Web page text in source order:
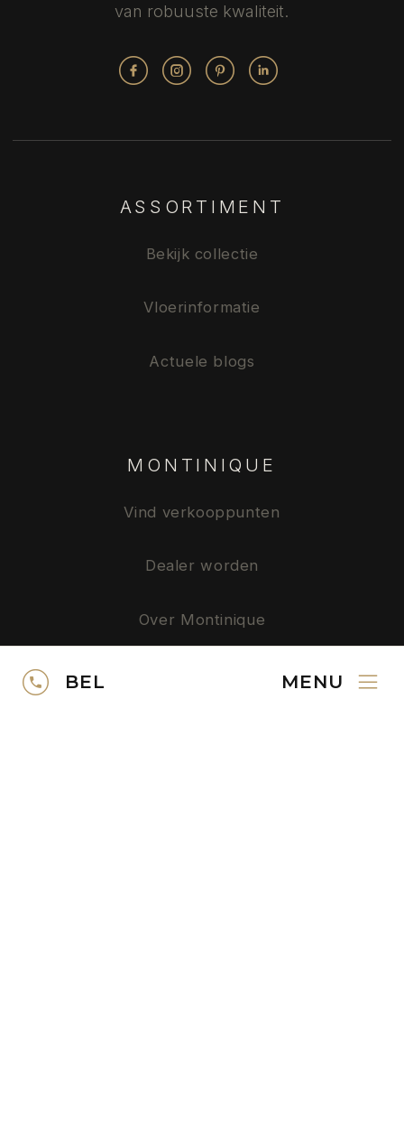
BEL MENU
van robuuste kwaliteit.
ASSORTIMENT
Bekijk collectie
Vloerinformatie
Actuele blogs
MONTINIQUE
Vind verkooppunten
Dealer worden
Over Montinique